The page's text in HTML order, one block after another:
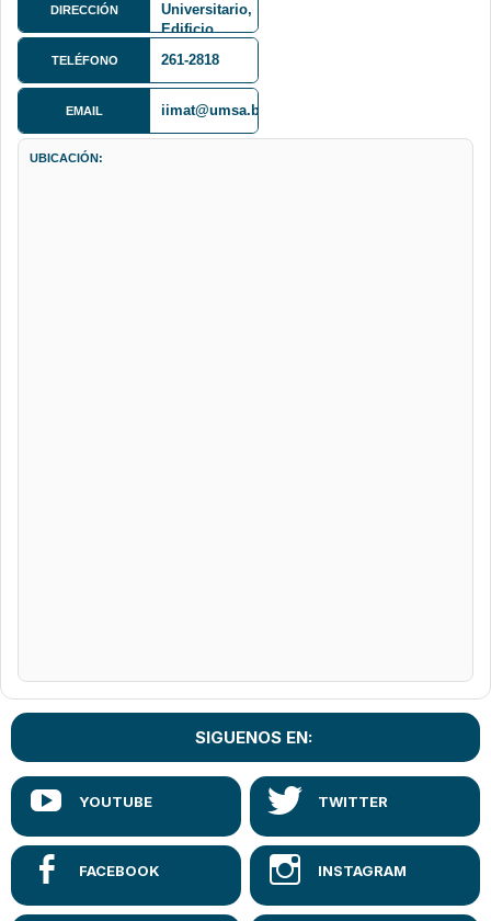
DIRECCIÓN
Universitario,
Edificio
Primer Piso
TELÉFONO 261-2818
EMAIL iimat@umsa.bo
UBICACIÓN:
SIGUENOS EN: